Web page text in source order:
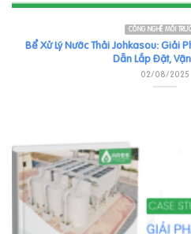
CÔNG NGHỆ MÔI
Bể Xử Lý Nước Thải Johkasou: Giải
Dẫn Lắp Đặt,
02/08/2025